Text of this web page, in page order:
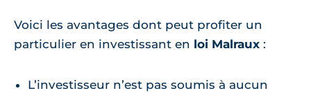
Voici les avantages dont peut profiter un
particulier en investissant en loi Malraux :
L’investisseur n’est pas soumis à aucun